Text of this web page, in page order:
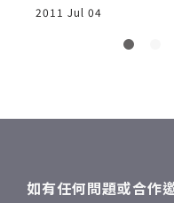
比Facebook的第一
ogle+的動線設計
2011 Jul 04
如有任何問題或合作